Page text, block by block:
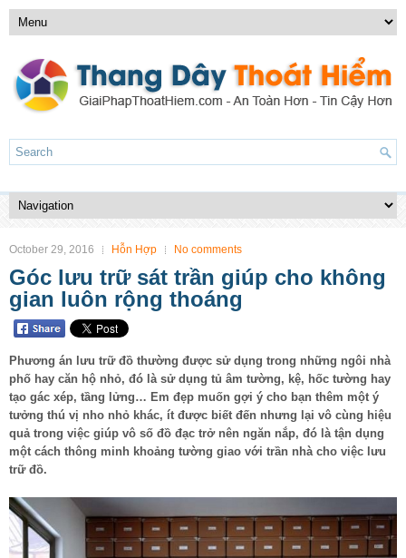
October 29, 2016 Hỗn Hợp No comments
Góc lưu trữ sát trần giúp cho không
gian luôn rộng thoáng
Phương án lưu trữ đồ thường được sử dụng trong những ngôi nhà
phố hay căn hộ nhỏ, đó là sử dụng tủ âm tường, kệ, hốc tường hay
tạo gác xép, tầng lửng… Em đẹp muốn gợi ý cho bạn thêm một ý
tưởng thú vị nho nhỏ khác, ít được biết đến nhưng lại vô cùng hiệu
quả trong việc giúp vô số đồ đạc trở nên ngăn nắp, đó là tận dụng
một cách thông minh khoảng tường giao với trần nhà cho việc lưu
trữ đồ.